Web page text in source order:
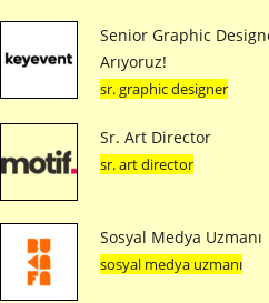
Senior Graphic
Arıyoruz!
sr. graphic designer
Sr. Art Director
sr. art director
Sosyal Medya Uzmanı
sosyal medya uzmanı